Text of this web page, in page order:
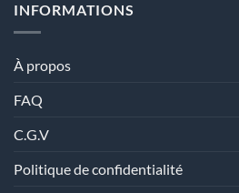
INFORMATIONS
À propos
FAQ
C.G.V
Politique de confidentialité